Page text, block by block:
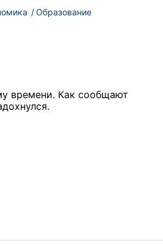
Образование
времени. Как сообщают